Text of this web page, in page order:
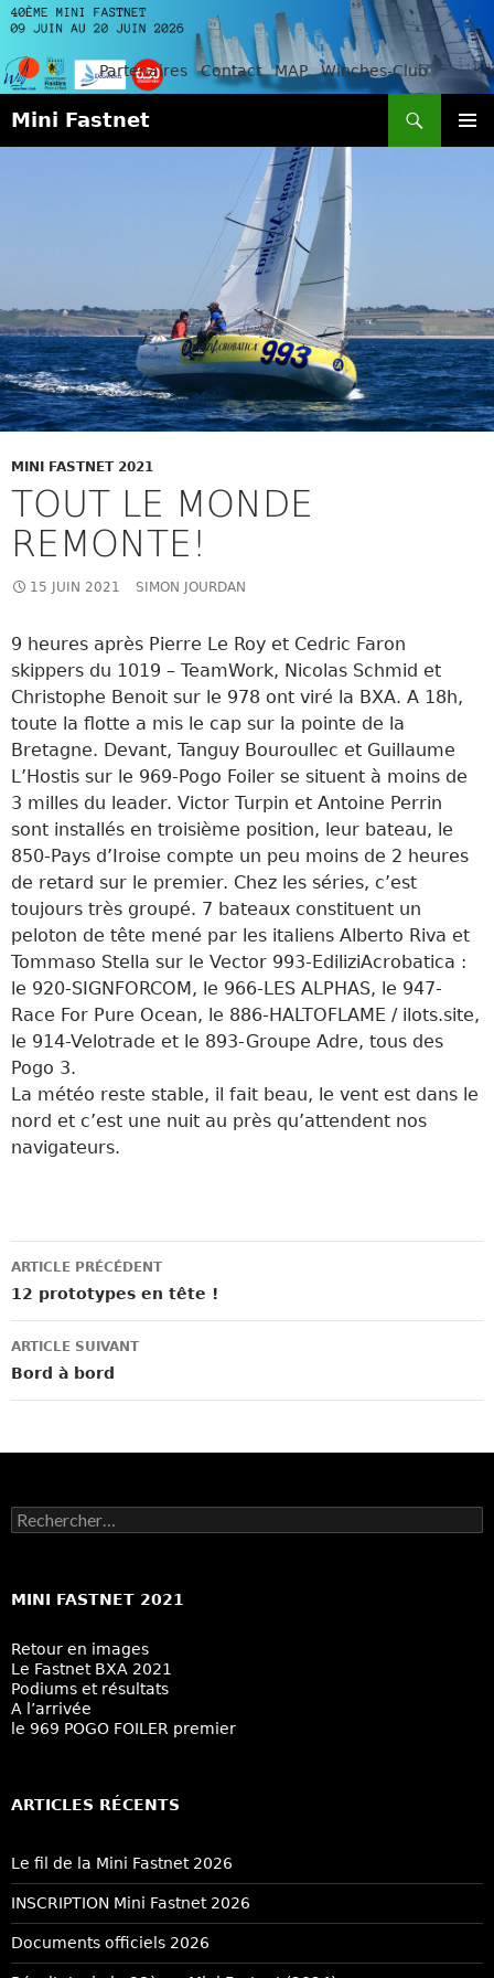
Partenaires Contact MAP Winches-Club
Mini Fastnet
MINI FASTNET 2021
TOUT LE MONDE
REMONTE!
15 JUIN 2021 SIMON JOURDAN
9 heures après Pierre Le Roy et Cedric Faron
skippers du 1019 – TeamWork, Nicolas Schmid et
Christophe Benoit sur le 978 ont viré la BXA. A 18h,
toute la flotte a mis le cap sur la pointe de la
Bretagne. Devant, Tanguy Bouroullec et Guillaume
L’Hostis sur le 969-Pogo Foiler se situent à moins de
3 milles du leader. Victor Turpin et Antoine Perrin
sont installés en troisième position, leur bateau, le
850-Pays d’Iroise compte un peu moins de 2 heures
de retard sur le premier. Chez les séries, c’est
toujours très groupé. 7 bateaux constituent un
peloton de tête mené par les italiens Alberto Riva et
Tommaso Stella sur le Vector 993-EdiliziAcrobatica :
le 920-SIGNFORCOM, le 966-LES ALPHAS, le 947-
Race For Pure Ocean, le 886-HALTOFLAME / ilots.site,
le 914-Velotrade et le 893-Groupe Adre, tous des
Pogo 3.
La météo reste stable, il fait beau, le vent est dans le
nord et c’est une nuit au près qu’attendent nos
navigateurs.
Navigation
des
articles
ARTICLE PRÉCÉDENT
12 prototypes en tête !
ARTICLE SUIVANT
Bord à bord
Rechercher :
MINI FASTNET 2021
Retour en images
Le Fastnet BXA 2021
Podiums et résultats
A l’arrivée
le 969 POGO FOILER premier
ARTICLES RÉCENTS
Le fil de la Mini Fastnet 2026
INSCRIPTION Mini Fastnet 2026
Documents officiels 2026